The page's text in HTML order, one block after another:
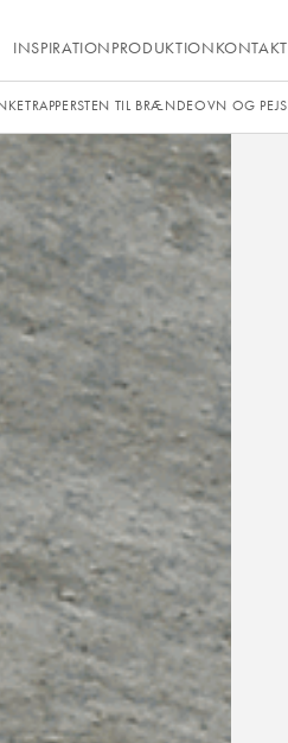
INSPIRATIONPRODUKTIONKONTAKT
TRAPPERSTEN TIL BRÆNDEOVN OG PEJS